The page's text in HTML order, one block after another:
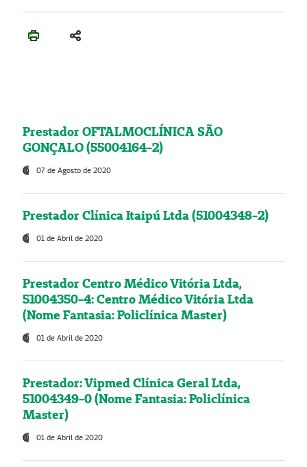
Prestador OFTALMOCLÍNICA SÃO
GONÇALO (55004164-2)
07 de Agosto de 2020
Prestador Clínica Itaipú Ltda (51004348-2)
01 de Abril de 2020
Prestador Centro Médico Vitória Ltda,
51004350-4: Centro Médico Vitória Ltda
(Nome Fantasia: Policlínica Master)
01 de Abril de 2020
Prestador: Vipmed Clínica Geral Ltda,
51004349-0 (Nome Fantasia: Policlínica
Master)
01 de Abril de 2020